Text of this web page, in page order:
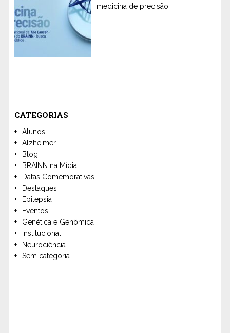
medicina de precisão
CATEGORIAS
Alunos
Alzheimer
Blog
BRAINN na Mídia
Datas Comemorativas
Destaques
Epilepsia
Eventos
Genética e Genômica
Institucional
Neurociência
Sem categoria